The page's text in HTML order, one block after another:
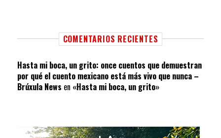
COMENTARIOS RECIENTES
Hasta mi boca, un grito: once cuentos que demuestran
por qué el cuento mexicano está más vivo que nunca –
Brúxula News en «Hasta mi boca, un grito»